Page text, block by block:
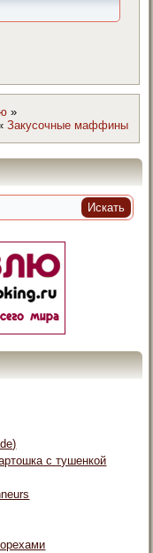
»
Закусочные маффины
с тушенкой